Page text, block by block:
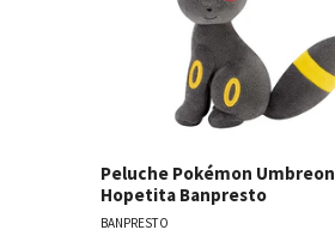
Peluche Pokémon Umbreon
Hopetita Banpresto
BANPRESTO